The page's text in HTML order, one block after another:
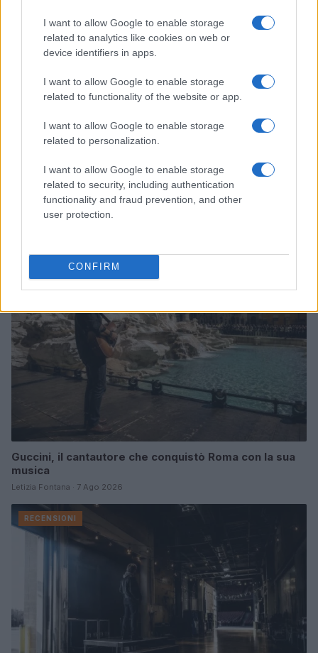
I want to allow Google to enable storage
related to analytics like cookies on web or
device identifiers in apps.
I want to allow Google to enable storage
related to functionality of the website or app.
I want to allow Google to enable storage
related to personalization.
I want to allow Google to enable storage
related to security, including authentication
functionality and fraud prevention, and other
user protection.
CONFIRM
Continua a leggere
RECENSIONI
Guccini, il cantautore che conquistò Roma con la sua
musica
Letizia Fontana · 7 Ago 2026
RECENSIONI